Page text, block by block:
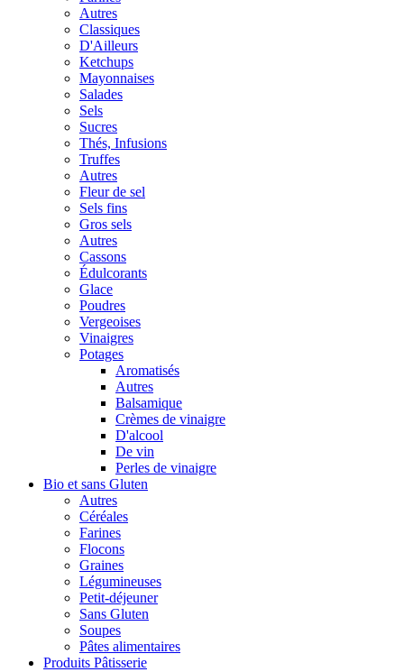
Autres
Classiques
D'Ailleurs
Ketchups
Mayonnaises
Salades
Sels
Sucres
Thés, Infusions
Truffes
Autres
Fleur de sel
Sels fins
Gros sels
Autres
Cassons
Édulcorants
Glace
Poudres
Vergeoises
Vinaigres
Potages
Aromatisés
Autres
Balsamique
Crèmes de vinaigre
D'alcool
De vin
Perles de vinaigre
Bio et sans Gluten
Autres
Céréales
Farines
Flocons
Graines
Légumineuses
Petit-déjeuner
Sans Gluten
Soupes
Pâtes alimentaires
Produits Pâtisserie